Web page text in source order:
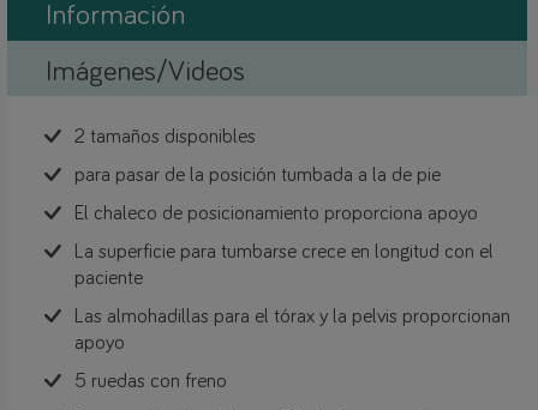
Información
Imágenes/Videos
2 tamaños disponibles
para pasar de la posición tumbada a la de pie
El chaleco de posicionamiento proporciona apoyo
La superficie para tumbarse crece en longitud con el
paciente
Las almohadillas para el tórax y la pelvis proporcionan
apoyo
5 ruedas con freno